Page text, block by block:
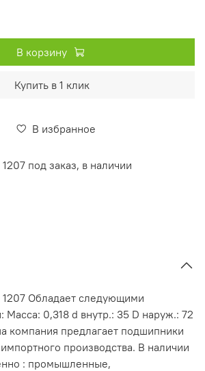
В избранное
В корзину
Купить в 1 клик
под заказ, в наличии
Обладает следующими
Масса: 0,318 d внутр.: 35 D наруж.: 72
компания предлагает подшипники
производства. В наличии
: промышленные,